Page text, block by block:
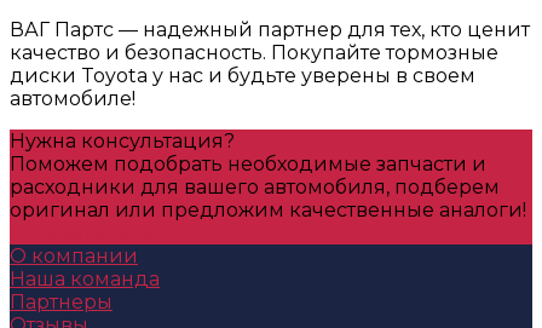
ВАГ Партс — надежный партнер для тех, кто ценит
качество и безопасность. Покупайте тормозные
диски Toyota у нас и будьте уверены в своем
автомобиле!
Нужна консультация?
Поможем подобрать необходимые запчасти и
расходники для вашего автомобиля, подберем
оригинал или предложим качественные аналоги!
О компании
Наша команда
Партнеры